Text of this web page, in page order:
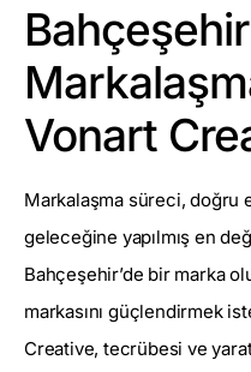
Vonart
Markalaşma süreci, doğru
geleceğine yapılmış en
Bahçeşehir’de bir marka
markasını güçlendirmek
Creative, tecrübesi ve